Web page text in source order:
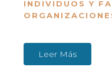
INDIVIDUOS Y
Leer Más